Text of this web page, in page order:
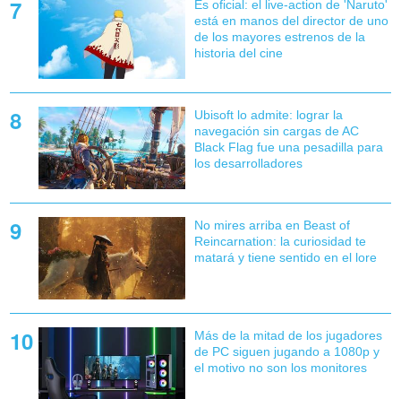
Es oficial: el live-action de 'Naruto'
está en manos del director de uno
de los mayores estrenos de la
historia del cine
Ubisoft lo admite: lograr la
navegación sin cargas de AC
Black Flag fue una pesadilla para
los desarrolladores
No mires arriba en Beast of
Reincarnation: la curiosidad te
matará y tiene sentido en el lore
Más de la mitad de los jugadores
de PC siguen jugando a 1080p y
el motivo no son los monitores